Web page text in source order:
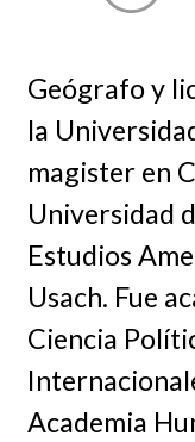
Geógrafo y
la
magister en
Universidad
Estudios
Usach. Fue
Ciencia
Academia